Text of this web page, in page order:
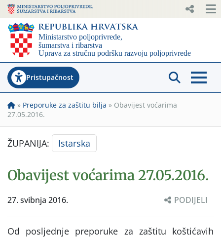
Pristupačnost
» Preporuke za zaštitu bilja » Obavijest voćarima
27.05.2016.
ŽUPANIJA: Istarska
Obavijest voćarima 27.05.2016.
27. svibnja 2016. PODIJELI
Od posljednje preporuke za zaštitu koštićavih